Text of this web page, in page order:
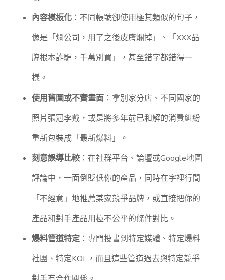
內容模板化 ：不同帳號卻使用極其類似的句子，
像是「爛公司，用了之後皮膚爛掉」、「XXX品
牌根本詐騙，千萬別買」，甚至錯字都錯得一
樣。
使用舊圖或不實畫面 ：拿別家分店、不同國家的
照片張冠李戴，或是將多年前已和解的消費糾紛
重新包裝成「最新爆料」。
刻意誤導比較：在社群平台、論壇或Google地圖
評論中，一面倒貶低你的產品，同時在字裡行間
「不經意」地推薦某家競爭品牌，或直接把你的
產品和對手產品用極不公平的條件對比。
爆料管道特定 ：專門投書到特定媒體、特定爆料
社團、特定KOL，而且這些管道過去與特定競爭